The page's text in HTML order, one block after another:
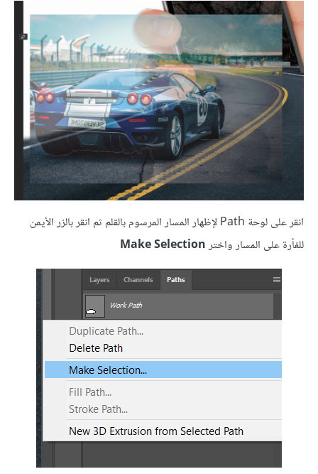
انقر على لوحة Path لإظهار المسار المرسوم بالقلم ثم انقر بالزر الأيمن
للفأرة على المسار واخترMake Selection